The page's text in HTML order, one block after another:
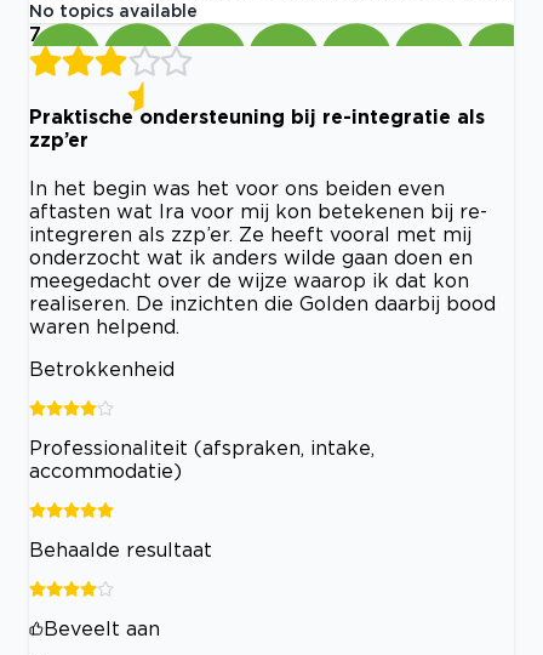
No topics available
7
Praktische ondersteuning bij re-integratie als
zzp’er
In het begin was het voor ons beiden even
aftasten wat Ira voor mij kon betekenen bij re-
integreren als zzp’er. Ze heeft vooral met mij
onderzocht wat ik anders wilde gaan doen en
meegedacht over de wijze waarop ik dat kon
realiseren. De inzichten die Golden daarbij bood
waren helpend.
Betrokkenheid
Professionaliteit (afspraken, intake,
accommodatie)
Behaalde resultaat
Beveelt aan